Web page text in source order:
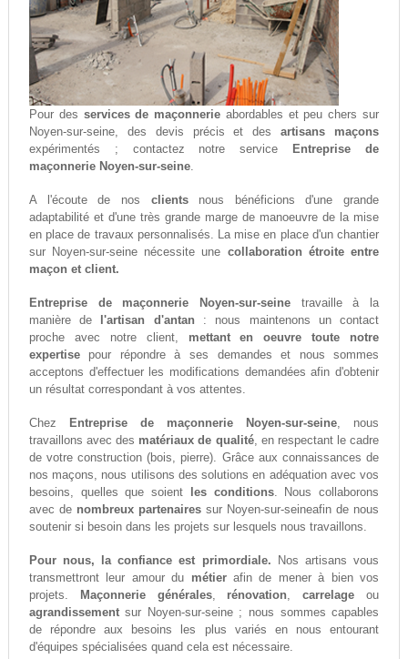
Pour des services de maçonnerie abordables et peu chers sur
Noyen-sur-seine, des devis précis et desartisans maçons
expérimentés ; contactez notre service
Entreprise de
maçonnerie Noyen-sur-seine.
A l'écoute de nos clientsnous bénéficions d'une grande
adaptabilité et d'une très grande marge de manoeuvre de la mise
en place de travaux personnalisés. La mise en place d'un chantier
sur Noyen-sur-seine nécessite une collaboration étroite entre
maçon et client.
Entreprise de maçonnerie Noyen-sur-seine travaille à la
manière de
l'artisan d'antan : nous maintenons un contact
proche avec notre client, mettant en oeuvre toute notre
expertisepour répondre à ses demandes et nous sommes
acceptons d'effectuer les modifications demandées afin d'obtenir
un résultat correspondant à vos attentes.
Chez Entreprise de maçonnerie Noyen-sur-seine, nous
travaillons avec des matériaux de qualité, en respectant le cadre
de votre construction (bois, pierre). Grâce aux connaissances de
nos maçons, nous utilisons des solutions en adéquation avec vos
besoins, quelles que soient
les conditions. Nous collaborons
avec de nombreux partenaires sur Noyen-sur-seineafin de nous
soutenir si besoin dans les projets sur lesquels nous travaillons.
Pour nous, la confiance est primordiale. Nos artisans vous
transmettront leur amour du métierafin de mener à bien vos
projets.
Maçonnerie générales, rénovation,carrelage ou
agrandissementsur Noyen-sur-seine ; nous sommes capables
de répondre aux besoins les plus variés en nous entourant
d'équipes spécialisées quand cela est nécessaire.